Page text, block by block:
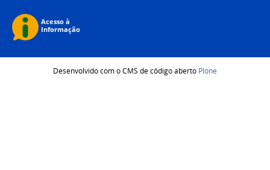
Desenvolvido com o CMS de código aberto Plone